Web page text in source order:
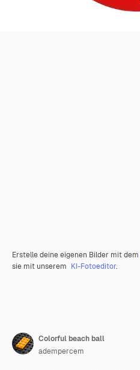
Erstelle deine eigenen Bilder mit dem
sie mit unserem KI-Fotoeditor.
Colorful beach ball
adempercem